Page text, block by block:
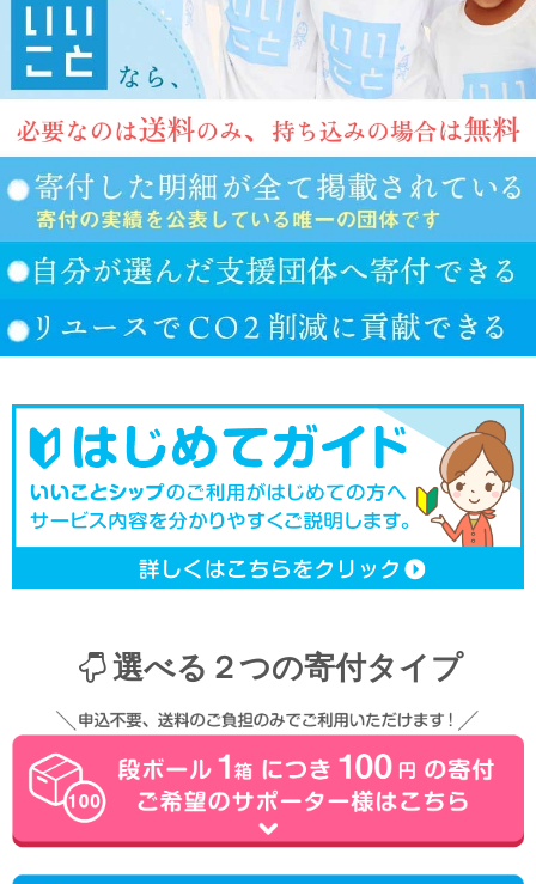
選べる２つの寄付タイプ